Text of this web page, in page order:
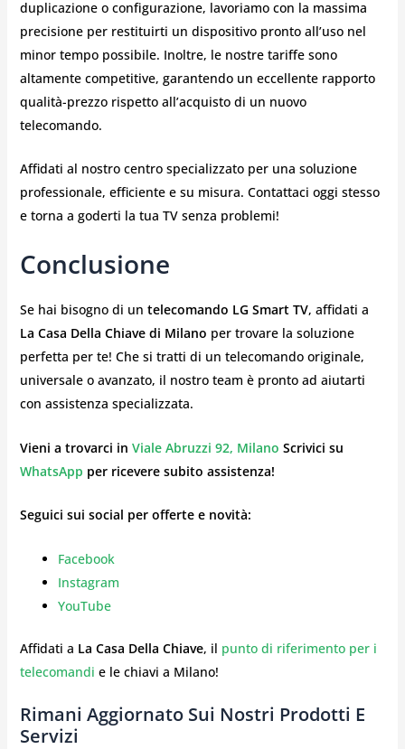
duplicazione o configurazione, lavoriamo con la massima
precisione per restituirti un dispositivo pronto all’uso nel
minor tempo possibile. Inoltre, le nostre tariffe sono
altamente competitive, garantendo un eccellente rapporto
qualità-prezzo rispetto all’acquisto di un nuovo
telecomando.
Affidati al nostro centro specializzato per una soluzione
professionale, efficiente e su misura. Contattaci oggi stesso
e torna a goderti la tua TV senza problemi!
Conclusione
Se hai bisogno di un telecomando LG Smart TV, affidati a
La Casa Della Chiave di Milano per trovare la soluzione
perfetta per te! Che si tratti di un telecomando originale,
universale o avanzato, il nostro team è pronto ad aiutarti
con assistenza specializzata.
Vieni a trovarci in Viale Abruzzi 92, Milano Scrivici su
WhatsApp per ricevere subito assistenza!
Seguici sui social per offerte e novità:
Facebook
Instagram
YouTube
Affidati a La Casa Della Chiave, il punto di riferimento per i
telecomandi e le chiavi a Milano!
Rimani Aggiornato Sui Nostri Prodotti E
Servizi